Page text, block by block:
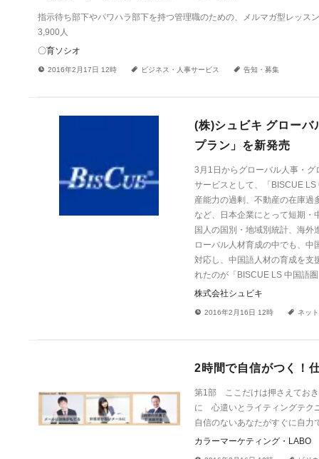
指示待ち部下やパワハラ部下を持つ管理職のための、メルマガ型レッ
3,900人
〇育ソシオ
! 2016年2月17日 12時 a ビジネス・人事サービス a 告知・募集
(株)シュビキ グロー
プラン」を新発売
3月1日からグローバル人事・
サービスとして、「BISCUE
産能力の過剰、不動産の在庫過
など、日本企業にとって短期・
国人の国別・地域別統計、海
ローバル人材育成の中でも、
対応し、中国語人材の育成を支
れたのが「BISCUE LS 中国語
株式会社シュビキ
! 2016年2月16日 12時 a ネッ
2時間で自信がつく！
第1部 ここだけは押さえてお
に 心遣いとライティングテク
自信のないあなたがすぐに自力
カラーマーケティング・LABO